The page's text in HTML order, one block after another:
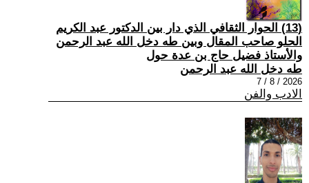
(13) الحوار الثقافي الذي دار بين الدكتور عبد الكريم
الحلو صاحب المقال وبين طه دخل الله عبد الرحمن
والأستاذ فضيل حاج بن عدة حول
طه دخل الله عبد الرحمن
2026 / 8 / 7
الادب والفن